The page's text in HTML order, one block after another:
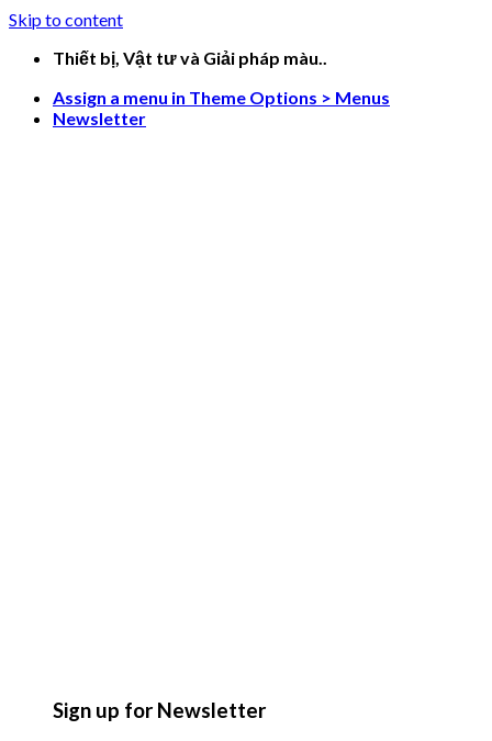
Skip to content
Thiết bị, Vật tư và Giải pháp màu..
Assign a menu in Theme Options > Menus
Newsletter
Sign up for Newsletter